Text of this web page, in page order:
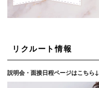
リクルート情報
説明会・面接日程ページはこちら↓